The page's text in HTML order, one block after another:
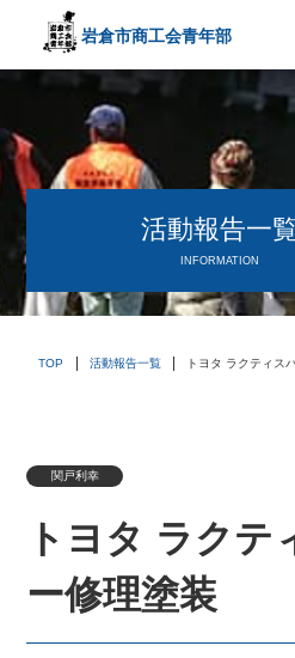
岩倉市商工会青年部
〒482－0042
愛知県岩倉市中本町西出口31-1
TEL:0587-66-3400
FAX:0587-66-3417
頑張る中小企業を応援します！
活動報告一
INFORMATION
TOP 活動報告一覧 トヨタ ラクティス
関戸利幸
トヨタ ラクテ
ー修理塗装